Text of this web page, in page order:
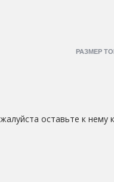
РАЗМЕР
оставьте к нему